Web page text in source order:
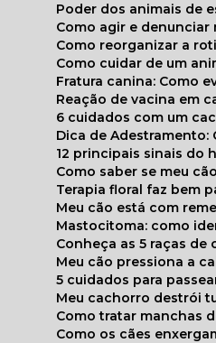
Poder dos animais de
Como agir e
Como reorganizar a
Como cuidar de um
Fratura canina: Como
Reação de vacina em
6 cuidados com um
Dica de
12 principais sinais do
Como saber se meu
Terapia floral faz bem
Meu cão está com
Mastocitoma: como
Conheça as 5 raças
Meu cão pressiona a
5 cuidados para
Meu cachorro destrói
Como tratar manchas
Como os cães